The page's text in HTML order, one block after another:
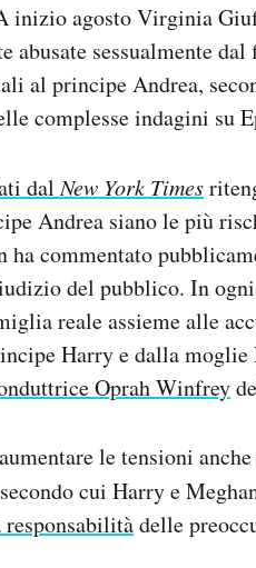
inizio agosto Virginia
abusate sessualmente
al principe Andrea,
complesse indagini su
dalNew York Times
Andrea siano le più
ha commentato
del pubblico. In
reale assieme alle
Harry e dalla
Oprah Winfrey
le tensioni
cui Harry e
responsabilitàdelle